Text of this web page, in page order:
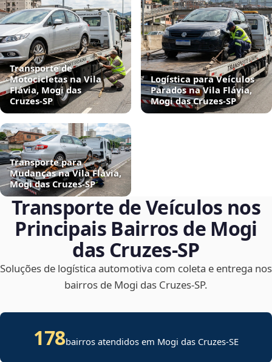
Transporte de
Motocicletas na Vila
Flávia, Mogi das
Cruzes‑SP
Logística para Veículos
Parados na Vila Flávia,
Mogi das Cruzes‑SP
Transporte para
Mudanças na Vila Flávia,
Mogi das Cruzes‑SP
Transporte de Veículos nos
Principais Bairros de Mogi
das Cruzes‑SP
Soluções de logística automotiva com coleta e entrega nos
bairros de Mogi das Cruzes‑SP.
178bairros atendidos em Mogi das Cruzes-SE